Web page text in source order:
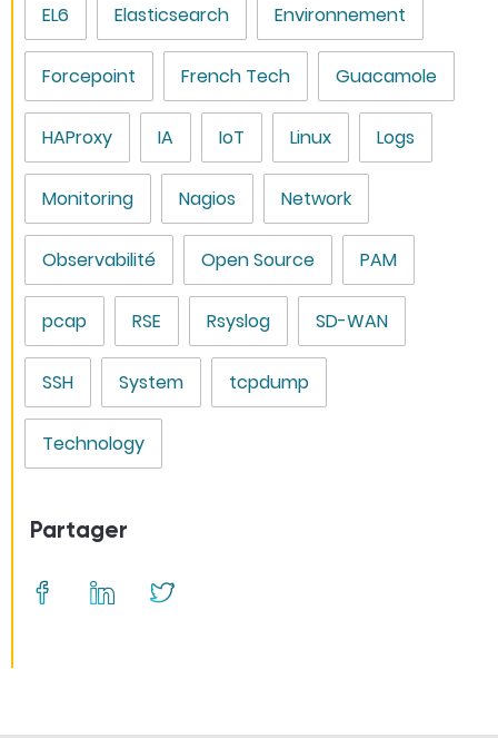
EL6 Elasticsearch Environnement
Forcepoint French Tech Guacamole
HAProxy IA IoT Linux Logs
Monitoring Nagios Network
Observabilité Open Source PAM
pcap RSE Rsyslog SD-WAN
SSH System tcpdump
Technology
Partager